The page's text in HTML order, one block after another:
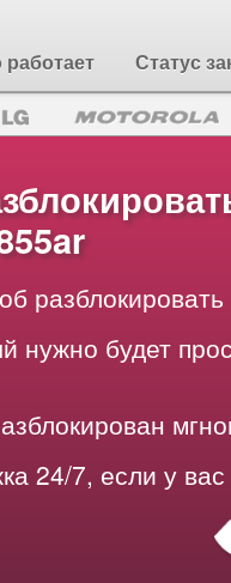
работает Статус
нужно будет
24/7, если у вас